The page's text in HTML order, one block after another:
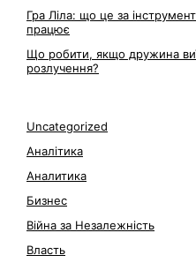
Гра Ліла: що це за
працює
Що робити, якщо дружина
розлучення?
Uncategorized
Аналітика
Аналитика
Бизнес
Війна за Незалежність
Власть